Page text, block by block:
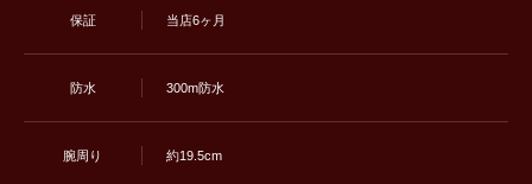
保証 当店6ヶ月
防水 300m防水
腕周り 約19.5cm